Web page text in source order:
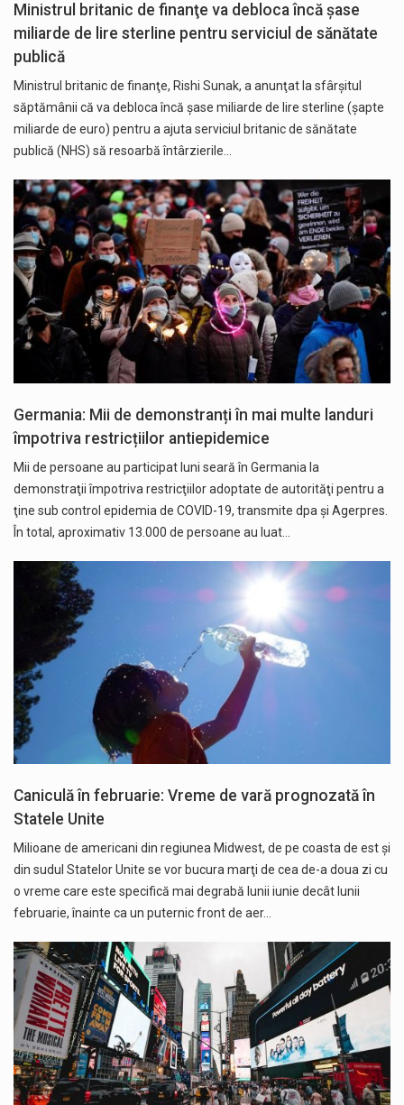
Ministrul britanic de finanţe va debloca încă şase
miliarde de lire sterline pentru serviciul de sănătate
publică
Ministrul britanic de finanţe, Rishi Sunak, a anunţat la sfârşitul
săptămânii că va debloca încă şase miliarde de lire sterline (şapte
miliarde de euro) pentru a ajuta serviciul britanic de sănătate
publică (NHS) să resoarbă întârzierile…
Germania: Mii de demonstranți în mai multe landuri
împotriva restricțiilor antiepidemice
Mii de persoane au participat luni seară în Germania la
demonstraţii împotriva restricţiilor adoptate de autorităţi pentru a
ţine sub control epidemia de COVID-19, transmite dpa și Agerpres.
În total, aproximativ 13.000 de persoane au luat…
Caniculă în februarie: Vreme de vară prognozată în
Statele Unite
Milioane de americani din regiunea Midwest, de pe coasta de est şi
din sudul Statelor Unite se vor bucura marţi de cea de-a doua zi cu
o vreme care este specifică mai degrabă lunii iunie decât lunii
februarie, înainte ca un puternic front de aer…